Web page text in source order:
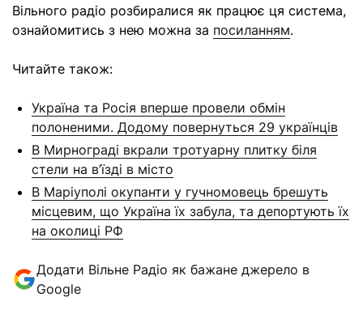
Вільного радіо розбиралися як працює ця система,
ознайомитись з нею можна за посиланням.
Читайте також:
Україна та Росія вперше провели обмін
полоненими. Додому повернуться 29 українців
В Мирнограді вкрали тротуарну плитку біля
стели на в’їзді в місто
В Маріуполі окупанти у гучномовець брешуть
місцевим, що Україна їх забула, та депортують їх
на околиці РФ
Додати Вільне Радіо як бажане джерело в
Google